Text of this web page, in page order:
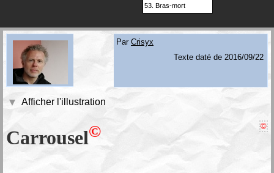
53. Bras-mort
Par Crisyx
Texte daté de 2016/09/22
Afficher l'illustration
©
Carrousel©